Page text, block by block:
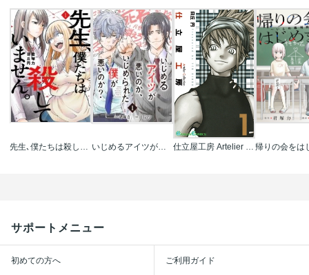
いじめるアイツが悪いのか､いじめられた僕が悪いのか?【分冊版】
サポートメニュー
初めての方へ ご利用ガイド